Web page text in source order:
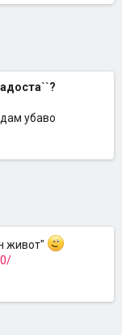
убаво
живот"